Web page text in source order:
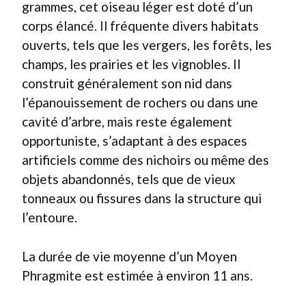
grammes, cet oiseau léger est doté d’un
corps élancé. Il fréquente divers habitats
ouverts, tels que les vergers, les forêts, les
champs, les prairies et les vignobles. Il
construit généralement son nid dans
l’épanouissement de rochers ou dans une
cavité d’arbre, mais reste également
opportuniste, s’adaptant à des espaces
artificiels comme des nichoirs ou même des
objets abandonnés, tels que de vieux
tonneaux ou fissures dans la structure qui
l’entoure.
La durée de vie moyenne d’un Moyen
Phragmite est estimée à environ 11 ans.